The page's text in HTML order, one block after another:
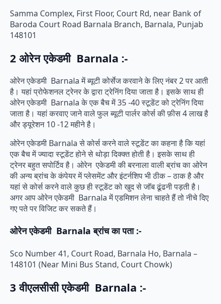
Samma Complex, First Floor, Court Rd, near Bank of
Baroda Court Road Barnala Branch, Barnala, Punjab
148101
2 ओरेन एकेडमी Barnala :-
ओरेन एकेडमी Barnala में ब्यूटी कोर्सेज करवाने के लिए नंबर 2 पर आती
है। यहां प्रोफेशनल ट्रेनर के द्वारा ट्रेनिंग दिया जाता है। इसके साथ ही
ओरेन एकेडमी Barnala के एक बैच में 35 -40 स्टूडेंट को ट्रेनिंग दिया
जाता है। यहां करवाए जाने वाले फुल ब्यूटी पार्लर कोर्स की फ़ीस 4 लाख है
और ड्यूरेशन 10 -12 महीने है।
ओरेन एकेडमी Barnala से कोर्स करने वाले स्टूडेंट का कहना है कि यहां
एक बैच में ज्यादा स्टूडेंट होने से थोड़ा दिक्क्त होती है। इसके साथ ही
ट्रेनर बहुत सपोर्टिव है। ओरेन एकेडमी की बरनाला वाली ब्रांच का ओरेन
की अन्य ब्रांच के कंपेयर में प्लेसमेंट और इंटर्नशिप भी ठीक – ठाक है और
यहां से कोर्स करने वाले कुछ ही स्टूडेंट को खुद से जॉब ढूंढनी पड़ती है।
अगर आप ओरेन एकेडमी Barnala में एडमिशन लेना चाहते हैं तो नीचे दिए
गए पते पर विजिट कर सकते हैं।
ओरेन एकेडमी Barnala ब्रांच का पता :-
Sco Number 41, Court Road, Barnala Ho, Barnala –
148101 (Near Mini Bus Stand, Court Chowk)
3 वीएलसीसी एकेडमी Barnala :-